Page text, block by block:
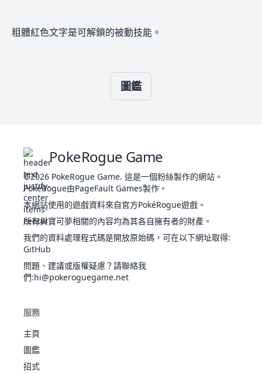
天
眼鏡
28 282
奈
同步
感應
518 68 65 65 125 115 80 3
314
甜
甜
螢
蟲
採蜜
遲鈍
有色
眼鏡
惡作
劇之
430 65 47 75 73
愛
多重
鱗片
悠遊
380
粗體紅色文字是可解鎖的被動技能。
圖鑑
PokeRogue Game
©2026 PokeRogue Game. 這是一個粉絲製作的網站。
PokéRogue由PageFault Games製作。
本網站使用的遊戲資料來自官方PokéRogue遊戲。
所有與寶可夢相關的內容均為其各自擁有者的財產。
我們的資料處理程式碼是開放原始碼，可在以下網址取得:
GitHub
問題、建議或版權疑慮？請聯絡我
們:hi@pokeroguegame.net
服務
主頁
圖鑑
招式